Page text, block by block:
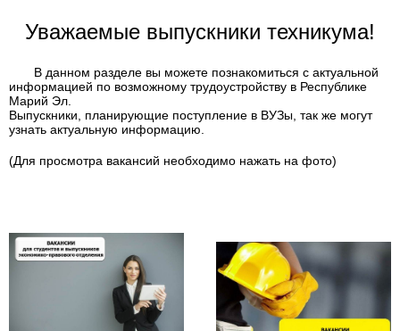
Уважаемые выпускники техникума!
В данном разделе вы можете познакомиться с актуальной
информацией по возможному трудоустройству в Республике
Марий Эл.
Выпускники, планирующие поступление в ВУЗы, так же могут
узнать актуальную информацию.
(Для просмотра вакансий необходимо нажать на фото)